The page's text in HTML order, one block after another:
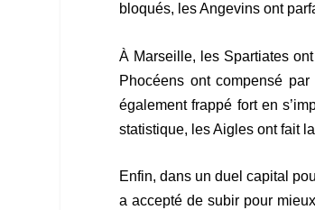
bloqués, les Angevins ont
À Marseille, les Spartiates
Phocéens ont compensé
également frappé fort en
statistique, les Aigles ont fait
Enfin, dans un duel capital
a accepté de subir pour